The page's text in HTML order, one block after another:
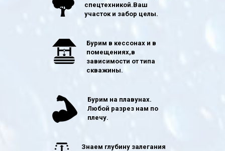
спецтехникой.Ваш
участок и забор целы.
Бурим в кессонах и в
помещениях,в
зависимости от типа
скважины.
Бурим на плавунах.
Любой разрез нам по
плечу.
Знаем глубину залегания